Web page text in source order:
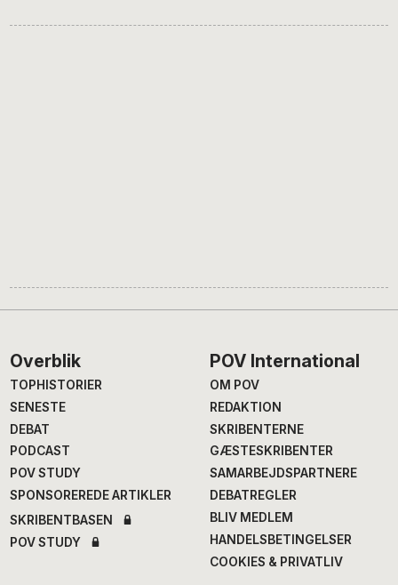
Footer
Overblik
TOPHISTORIER
SENESTE
DEBAT
PODCAST
POV STUDY
SPONSOREREDE ARTIKLER
SKRIBENTBASEN
POV STUDY
POV International
OM POV
REDAKTION
SKRIBENTERNE
GÆSTESKRIBENTER
SAMARBEJDSPARTNERE
DEBATREGLER
BLIV MEDLEM
HANDELSBETINGELSER
COOKIES & PRIVATLIV